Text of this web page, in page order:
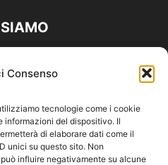
Consenso
tecnologie come i cookie
informazioni del dispositivo. Il
di elaborare dati come il
unici su questo sito. Non
influire negativamente su alcune